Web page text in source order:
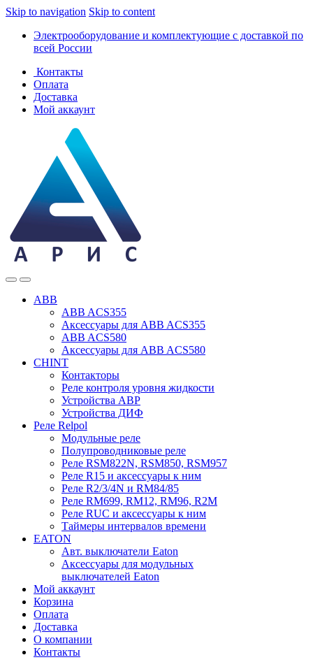
Skip to navigation Skip to content
Электрооборудование и комплектующие с доставкой по
всей России
Контакты
Оплата
Доставка
Мой аккаунт
ABB
ABB ACS355
Аксессуары для ABB ACS355
ABB ACS580
Аксессуары для ABB ACS580
CHINT
Контакторы
Реле контроля уровня жидкости
Устройства АВР
Устройства ДИФ
Реле Relpol
Модульные реле
Полупроводниковые реле
Реле RSM822N, RSM850, RSM957
Реле R15 и аксессуары к ним
Реле R2/3/4N и RM84/85
Реле RM699, RM12, RM96, R2M
Реле RUC и аксессуары к ним
Таймеры интервалов времени
EATON
Авт. выключатели Eaton
Аксессуары для модульных
выключателей Eaton
Мой аккаунт
Корзина
Оплата
Доставка
О компании
Контакты